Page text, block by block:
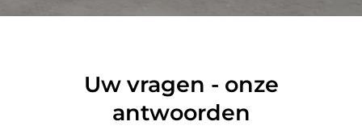
Uw vragen - onze
antwoorden